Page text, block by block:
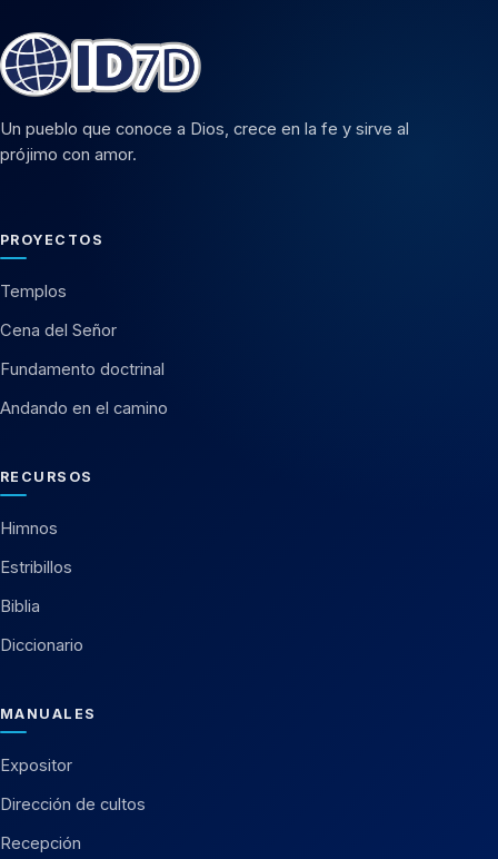
Un pueblo que conoce a Dios, crece en la fe y sirve al
prójimo con amor.
PROYECTOS
Templos
Cena del Señor
Fundamento doctrinal
Andando en el camino
RECURSOS
Himnos
Estribillos
Biblia
Diccionario
MANUALES
Expositor
Dirección de cultos
Recepción